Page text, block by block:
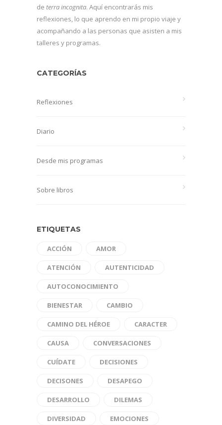
de terra incognita. Aquí encontrarás mis
reflexiones, lo que aprendo en mi propio viaje y
acompañando a las personas que asisten a mis
talleres y programas.
CATEGORÍAS
Reflexiones
Diario
Desde mis programas
Sobre libros
ETIQUETAS
ACCIÓN AMOR
ATENCIÓN AUTENTICIDAD
AUTOCONOCIMIENTO
BIENESTAR CAMBIO
CAMINO DEL HÉROE CARACTER
CAUSA CONVERSACIONES
CUÍDATE DECISIONES
DECISONES DESAPEGO
DESARROLLO DILEMAS
DIVERSIDAD EMOCIONES